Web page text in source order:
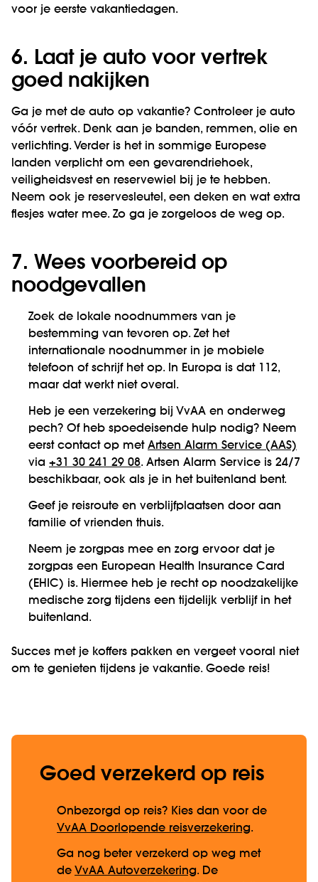
voor je eerste vakantiedagen.
6. Laat je auto voor vertrek
goed nakijken
Ga je met de auto op vakantie? Controleer je auto
vóór vertrek. Denk aan je banden, remmen, olie en
verlichting. Verder is het in sommige Europese
landen verplicht om een gevarendriehoek,
veiligheidsvest en reservewiel bij je te hebben.
Neem ook je reservesleutel, een deken en wat extra
flesjes water mee. Zo ga je zorgeloos de weg op.
7. Wees voorbereid op
noodgevallen
Zoek de lokale noodnummers van je
bestemming van tevoren op. Zet het
internationale noodnummer in je mobiele
telefoon of schrijf het op. In Europa is dat 112,
maar dat werkt niet overal.
Heb je een verzekering bij VvAA en onderweg
pech? Of heb spoedeisende hulp nodig? Neem
eerst contact op met Artsen Alarm Service (AAS)
via +31 30 241 29 08. Artsen Alarm Service is 24/7
beschikbaar, ook als je in het buitenland bent.
Geef je reisroute en verblijfplaatsen door aan
familie of vrienden thuis.
Neem je zorgpas mee en zorg ervoor dat je
zorgpas een European Health Insurance Card
(EHIC) is. Hiermee heb je recht op noodzakelijke
medische zorg tijdens een tijdelijk verblijf in het
buitenland.
Succes met je koffers pakken en vergeet vooral niet
om te genieten tijdens je vakantie. Goede reis!
Goed verzekerd op reis
Onbezorgd op reis? Kies dan voor de
VvAA Doorlopende reisverzekering.
Ga nog beter verzekerd op weg met
de VvAA Autoverzekering. De